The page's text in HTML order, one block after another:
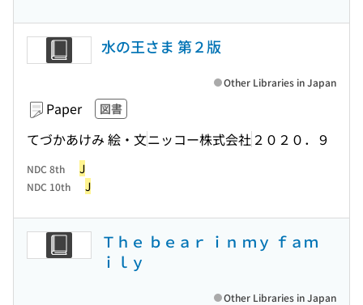
水の王さま 第２版
Paper 図書
てづかあけみ 絵・文ニッコー株式会社 ２０２０．９
Other Libraries in Japan
NDC 8th J
NDC 10th J
Ｔｈｅ ｂｅａｒ ｉｎ ｍｙ ｆａｍ
ｉｌｙ
Other Libraries in Japan